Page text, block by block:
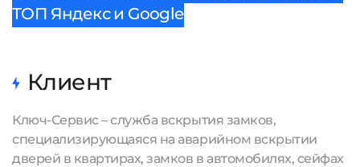
ТОП Яндекс и Google
Клиент
Ключ-Сервис – служба вскрытия замков,
специализирующаяся на аварийном вскрытии
дверей в квартирах, замков в автомобилях, сейфах